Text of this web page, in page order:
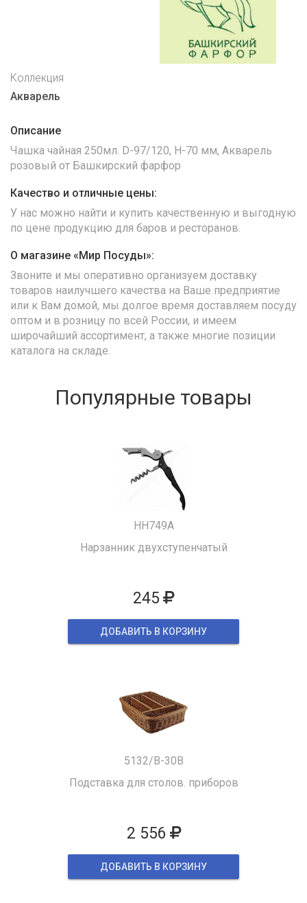
Коллекция
Акварель
Описание
Чашка чайная 250мл. D-97/120, H-70 мм, Акварель
розовый от Башкирский фарфор
Качество и отличные цены:
У нас можно найти и купить качественную и выгодную
по цене продукцию для баров и ресторанов.
О магазине «Мир Посуды»:
Звоните и мы оперативно организуем доставку
товаров наилучшего качества на Ваше предприятие
или к Вам домой, мы долгое время доставляем посуду
оптом и в розницу по всей России, и имеем
широчайший ассортимент, а также многие позиции
каталога на складе.
Популярные товары
HH749A
Нарзанник двухступенчатый
245
ДОБАВИТЬ В КОРЗИНУ
5132/B-30B
Подставка для столов. приборов
2 556
ДОБАВИТЬ В КОРЗИНУ